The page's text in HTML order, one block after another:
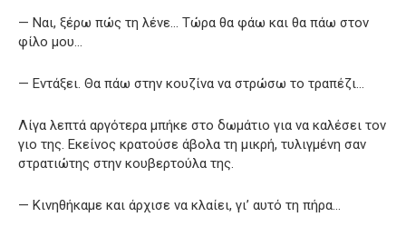
— Ναι, ξέρω πώς τη λένε… Τώρα θα φάω και θα πάω στον
φίλο μου…
— Εντάξει. Θα πάω στην κουζίνα να στρώσω το τραπέζι…
Λίγα λεπτά αργότερα μπήκε στο δωμάτιο για να καλέσει τον
γιο της. Εκείνος κρατούσε άβολα τη μικρή, τυλιγμένη σαν
στρατιώτης στην κουβερτούλα της.
— Κινηθήκαμε και άρχισε να κλαίει, γι’ αυτό τη πήρα…